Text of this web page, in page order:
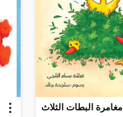
مغامرة البطات الثلاث